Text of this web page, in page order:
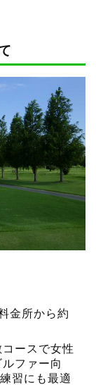
金所から約
ースで女性
ファー向
習にも最適